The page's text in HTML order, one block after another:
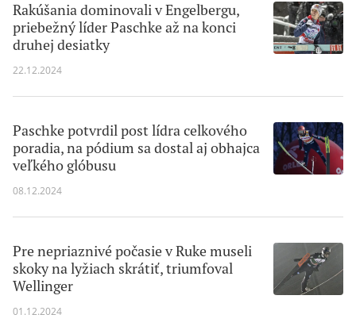
Rakúšania dominovali v Engelbergu,
priebežný líder Paschke až na konci
druhej desiatky
22.12.2024
Paschke potvrdil post lídra celkového
poradia, na pódium sa dostal aj obhajca
veľkého glóbusu
08.12.2024
Pre nepriaznivé počasie v Ruke museli
skoky na lyžiach skrátiť, triumfoval
Wellinger
01.12.2024